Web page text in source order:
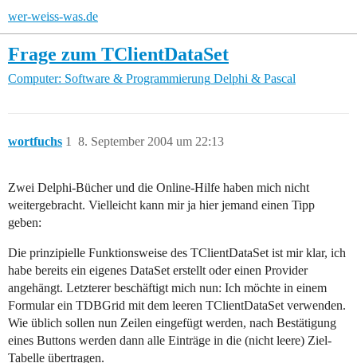
wer-weiss-was.de
Frage zum TClientDataSet
Computer: Software & Programmierung Delphi & Pascal
wortfuchs 8. September 2004 um 22:13
1
Zwei Delphi-Bücher und die Online-Hilfe haben mich nicht
weitergebracht. Vielleicht kann mir ja hier jemand einen Tipp
geben:
Die prinzipielle Funktionsweise des TClientDataSet ist mir klar, ich
habe bereits ein eigenes DataSet erstellt oder einen Provider
angehängt. Letzterer beschäftigt mich nun: Ich möchte in einem
Formular ein TDBGrid mit dem leeren TClientDataSet verwenden.
Wie üblich sollen nun Zeilen eingefügt werden, nach Bestätigung
eines Buttons werden dann alle Einträge in die (nicht leere) Ziel-
Tabelle übertragen.